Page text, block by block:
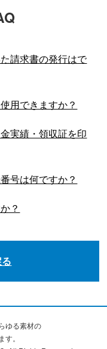
請求書の発行はで
用できますか？
実績・領収証を印
号は何ですか？
？
ゆる素材の
。